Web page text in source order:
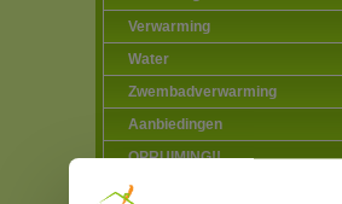
Verwarming
Water
Zwembadverwarming
Aanbiedingen
OPRUIMING!!